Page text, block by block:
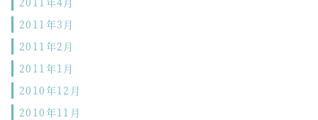
2011年3月
2011年2月
2011年1月
2010年12月
2010年11月